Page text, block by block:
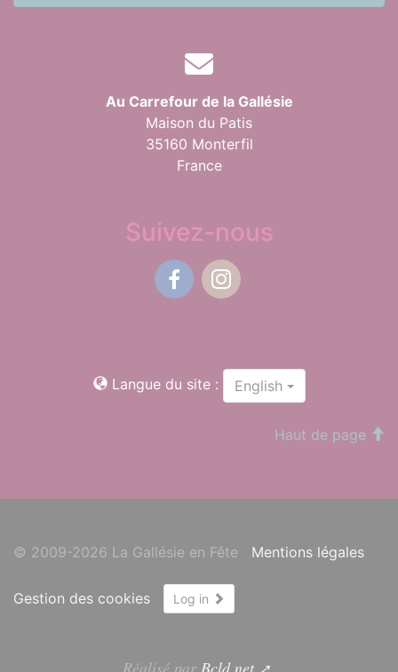
Au Carrefour de la Gallésie
Maison du Patis
35160 Monterfil
France
Suivez-nous
Langue du site : English
Haut de page
© 2009-2026 La Gallésie en Fête Mentions légales
Gestion des cookies Log in
Réalisé par Bcld.net